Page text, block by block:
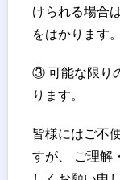
けられる場合
をはかります。
③ 可能な限り
ります。
皆様にはご不
すが、 ご理解